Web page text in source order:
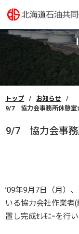
トップ
お知らせ
9/7 協力会事務所休憩室
9/7 協力会事務
’09年9月7日（月）
いる協力会社作業者
置し完成ｾﾚﾓﾆｰを行い